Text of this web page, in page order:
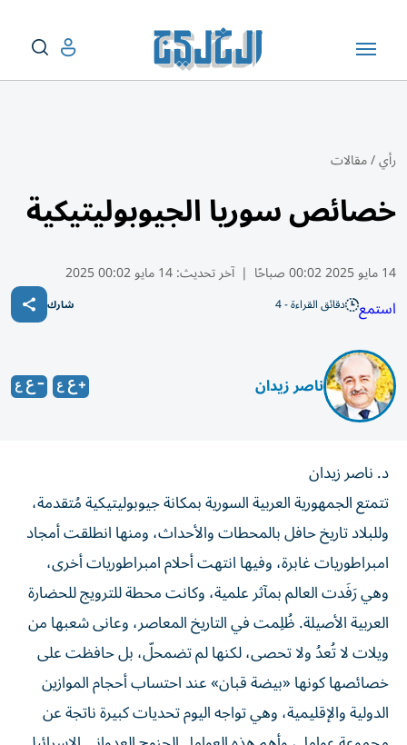
رأي/مقالات
خصائص سوريا الجيوبوليتيكية
14 مايو 2025 00:02 صباحًا | آخر تحديث:14 مايو 00:02 2025
استمع دقائق القراءة - 4 شارك
ناصر زيدان
د. ناصر زيدان
تتمتع الجمهورية العربية السورية بمكانة جيوبوليتيكية مُتقدمة،
وللبلاد تاريخ حافل بالمحطات والأحداث، ومنها انطلقت أمجاد
امبراطوريات غابرة، وفيها انتهت أحلام امبراطوريات أخرى،
وهي رَفَدت العالم بمآثر علمية، وكانت محطة للترويج للحضارة
العربية الأصيلة. ظُلِمت في التاريخ المعاصر، وعانى شعبها من
ويلات لا تُعدُ ولا تحصى، لكنها لم تضمحلّ، بل حافظت على
خصائصها كونها «بيضة قبان» عند احتساب أحجام الموازين
الدولية والإقليمية، وهي تواجه اليوم تحديات كبيرة ناتجة عن